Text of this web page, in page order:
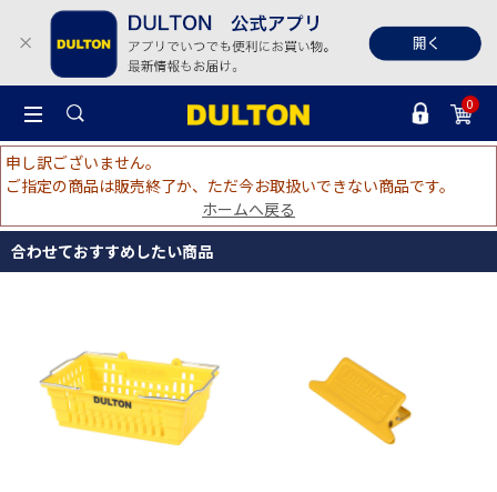
0
申し訳ございません。
ご指定の商品は販売終了か、ただ今お取扱いできない商品です。
ホームへ戻る
合わせておすすめしたい商品